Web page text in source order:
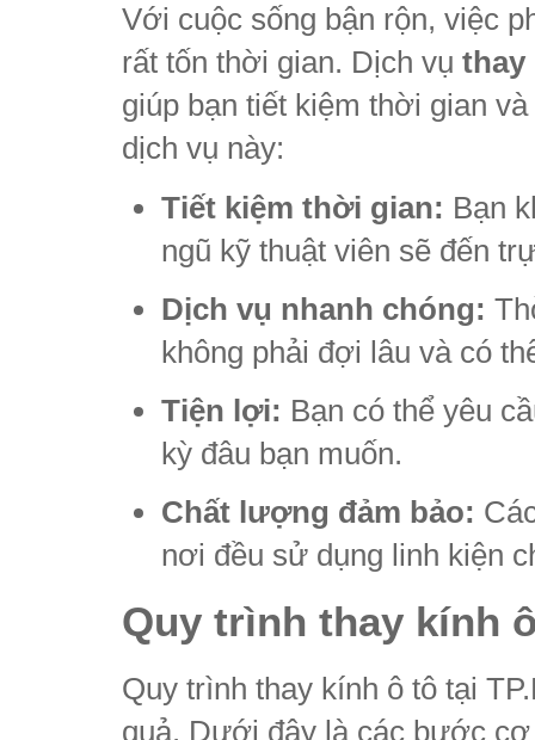
Với cuộc sống bận rộn, việc
rất tốn thời gian. Dịch vụ thay
giúp bạn tiết kiệm thời gian
dịch vụ này:
Tiết kiệm thời gian: Bạn
ngũ kỹ thuật viên sẽ đến
Dịch vụ nhanh chóng:
không phải đợi lâu và có
Tiện lợi: Bạn có thể yêu
kỳ đâu bạn muốn.
Chất lượng đảm bảo:
nơi đều sử dụng linh kiện
Quy trình thay kính
Quy trình thay kính ô tô tại
quả. Dưới đây là các bước cơ